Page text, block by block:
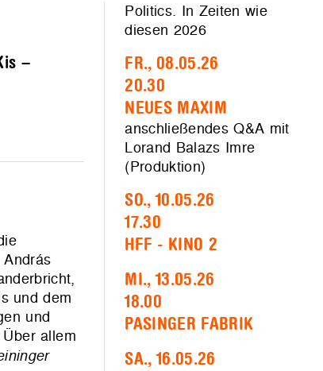
–
und dem
und
allem
Politics. In Zeiten wie
diesen 2026
FR., 08.05.26
20.30
NEUES MAXIM
anschließendes Q&A mit
Lorand Balazs Imre
(Produktion)
SO., 10.05.26
17.30
HFF - KINO 2
MI., 13.05.26
18.00
PASINGER FABRIK
SA., 16.05.26